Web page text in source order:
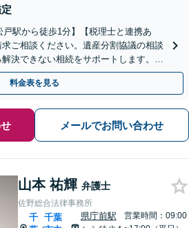
戸駅から徒歩1分】【税理士と連携あ
ご相談ください。遺産分割協議の相談
決できない相続をサポートします。感
です。
料金表を見る
メールでお問い合わせ
山本 祐輝 弁護士
佐野総合法律事務所
千 千葉
県庁前駅
営業時間：09:00